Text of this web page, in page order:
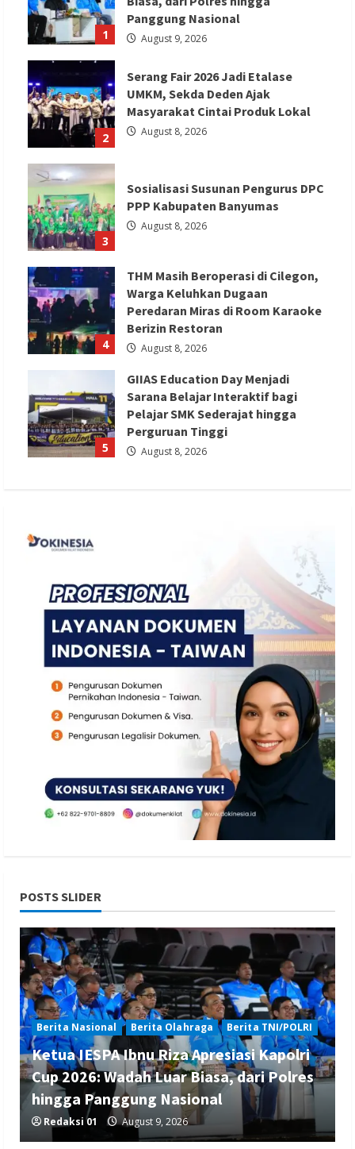
1
Panggung Nasional
August 9, 2026
2
Serang Fair 2026 Jadi Etalase
UMKM, Sekda Deden Ajak
Masyarakat Cintai Produk Lokal
August 8, 2026
3
Sosialisasi Susunan Pengurus DPC
PPP Kabupaten Banyumas
August 8, 2026
4
THM Masih Beroperasi di Cilegon,
Warga Keluhkan Dugaan
Peredaran Miras di Room Karaoke
Berizin Restoran
August 8, 2026
5
GIIAS Education Day Menjadi
Sarana Belajar Interaktif bagi
Pelajar SMK Sederajat hingga
Perguruan Tinggi
August 8, 2026
POSTS SLIDER
Berita Nasional Berita Olahraga Berita TNI/POLRI
Ketua IESPA Ibnu Riza Apresiasi Kapolri
Cup 2026: Wadah Luar Biasa, dari Polres
hingga Panggung Nasional
Redaksi 01 August 9, 2026